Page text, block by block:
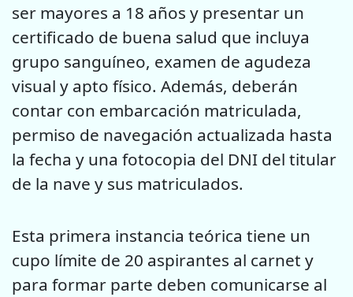
ser mayores a 18 años y presentar un
certificado de buena salud que incluya
grupo sanguíneo, examen de agudeza
visual y apto físico. Además, deberán
contar con embarcación matriculada,
permiso de navegación actualizada hasta
la fecha y una fotocopia del DNI del titular
de la nave y sus matriculados.
Esta primera instancia teórica tiene un
cupo límite de 20 aspirantes al carnet y
para formar parte deben comunicarse al